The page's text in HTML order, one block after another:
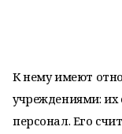
К нему имеют
учреждениями: их
персонал. Его